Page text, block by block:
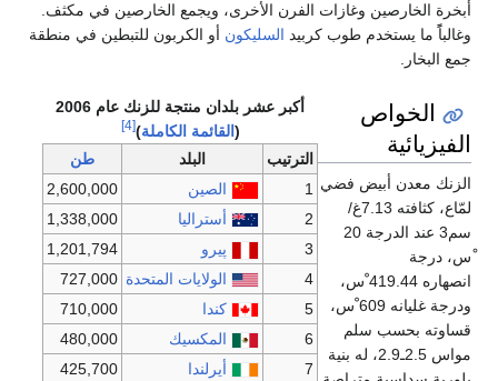
أبخرة الخارصين وغازات الفرن الأخرى، ويجمع الخارصين في مكثف.
وغالباًً ما يستخدم طوب كربيد السليكون أو الكربون للتبطين في منطقة
جمع البخار.
أكبر عشر بلدان منتجة للزنك عام 2006
( القائمة الكاملة)
[4]
الترتيب البلد
طن
1
الصين
2,600,000
2
أستراليا
1,338,000
3
پيرو
1,201,794
4
الولايات المتحدة 727,000
5
كندا
710,000
6
المكسيك
480,000
7
أيرلندا
425,700
الخواص
الفيزيائية
الزنك معدن أبيض فضي
لمّاع، كثافته 7.13غ/
سم3 عند الدرجة 20
ْس، درجة
انصهاره 419.44 ْس،
ودرجة غليانه 609 ْس،
قساوته بحسب سلم
مواس 2.5ـ2.9، له بنية